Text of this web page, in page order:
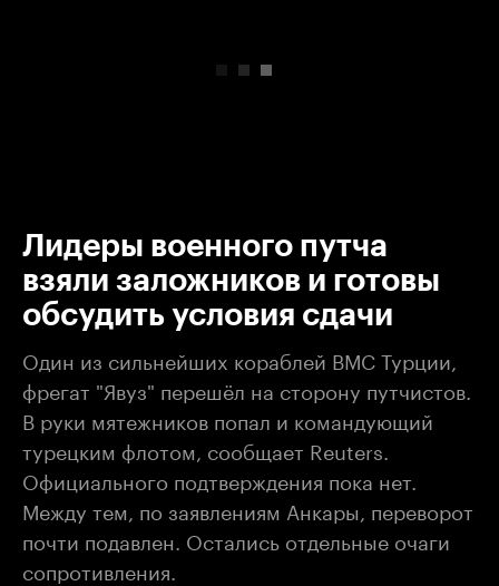
Лидеры военного путча
взяли заложников и готовы
обсудить условия сдачи
Один из сильнейших кораблей ВМС Турции,
фрегат "Явуз" перешёл на сторону путчистов.
В руки мятежников попал и командующий
турецким флотом, сообщает Reuters.
Официального подтверждения пока нет.
Между тем, по заявлениям Анкары, переворот
почти подавлен. Остались отдельные очаги
сопротивления.